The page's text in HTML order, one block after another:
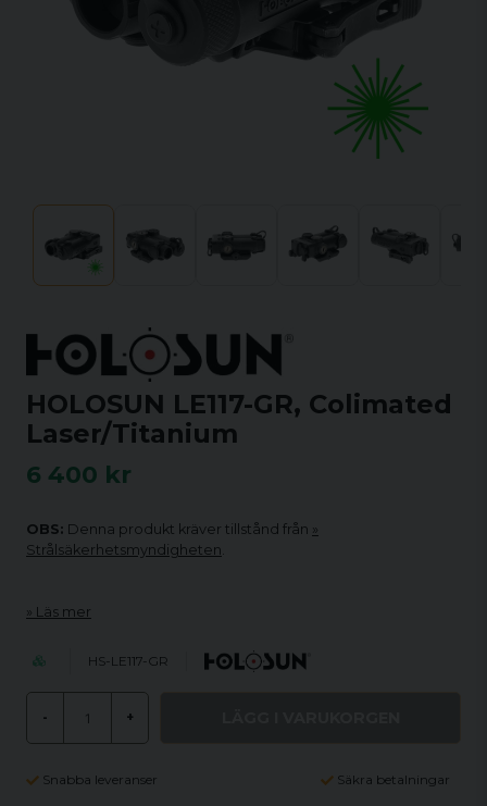
HOLOSUN LE117-GR, Colimated
Laser/Titanium
6 400 kr
OBS: Denna produkt kräver tillstånd från
Strålsäkerhetsmyndigheten.
Läs mer
HS-LE117-GR
- +
Snabba leveranser Säkra betalningar